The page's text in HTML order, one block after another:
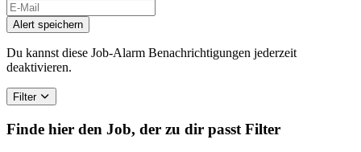
Alert speichern
Du kannst diese Job-Alarm Benachrichtigungen jederzeit
deaktivieren.
Filter
Finde hier den Job, der zu dir passt Filter